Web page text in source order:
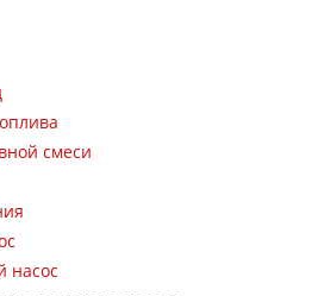
смеси
насос